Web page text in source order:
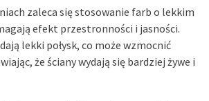
zaleca się stosowanie farb o lekkim
efekt przestronności i jasności.
lekki połysk, co może wzmocnić
że ściany wydają się bardziej żywe i